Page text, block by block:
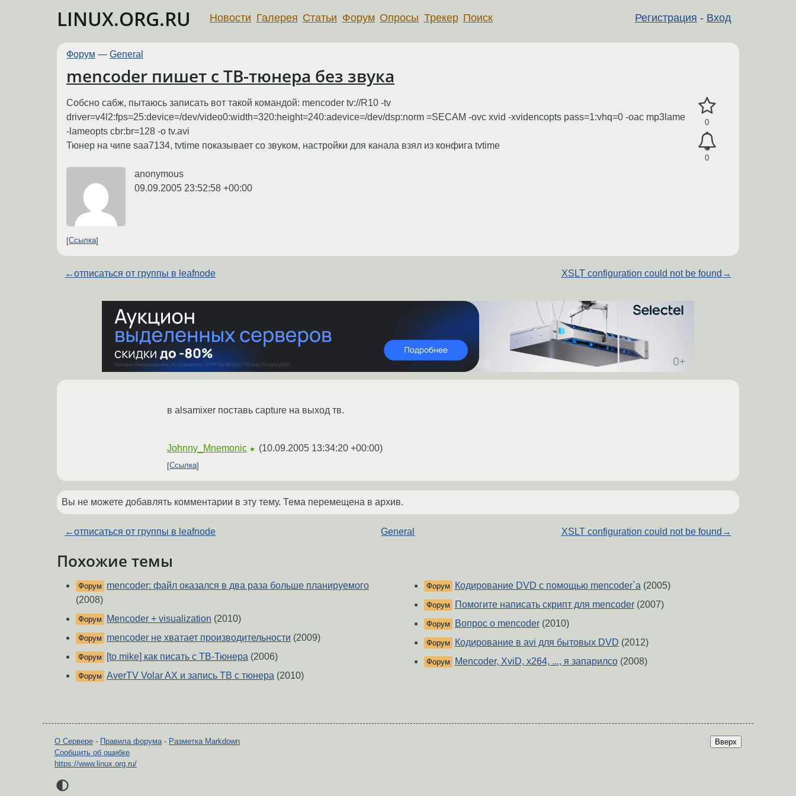
LINUX.ORG.RU Регистрация - Вход
Новости Галерея Статьи Форум Опросы Трекер Поиск
Форум — General
mencoder пишет с ТВ-тюнера без звука
0
0
Собсно сабж, пытаюсь записать вот такой командой: mencoder tv://R10 -tv
driver=v4l2:fps=25:device=/dev/video0:width=320:height=240:adevice=/dev/dsp:norm =SECAM -ovc xvid -xvidencopts pass=1:vhq=0 -oac mp3lame
-lameopts cbr:br=128 -o tv.avi
Тюнер на чипе saa7134, tvtime показывает со звуком, настройки для канала взял из конфига tvtime
anonymous
09.09.2005 23:52:58 +00:00
Ссылка
←отписаться от группы в leafnode XSLT configuration could not be found →
в alsamixer поставь capture на выход тв.
Johnny_Mnemonic ★ (10.09.2005 13:34:20 +00:00)
Ссылка
Вы не можете добавлять комментарии в эту тему. Тема перемещена в архив.
←отписаться от группы в leafnode General XSLT configuration could not be found →
Похожие темы
Форум
mencoder: файл оказался в два раза больше планируемого
(2008)
Форум Mencoder + visualization (2010)
Форум mencoder не хватает производительности (2009)
Форум [to mike] как писать с ТВ-Тюнера (2006)
Форум AverTV Volar AX и запись ТВ с тюнера (2010)
Форум Кодирование DVD с помощью mencoder`a(2005)
Форум Помогите написать скрипт для mencoder(2007)
Форум Вопрос о mencoder(2010)
Форум Кодирование в avi для бытовых DVD (2012)
Форум Mencoder, XviD, x264, ..., я запарилсо(2008)
Вверх
О Сервере - Правила форума- Разметка Markdown
Сообщить об ошибке
https://www.linux.org.ru/